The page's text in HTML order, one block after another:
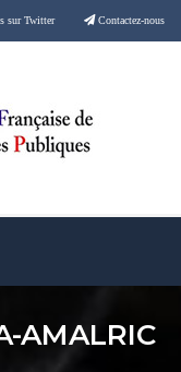
sur Twitter Contactez-nous
AMALRIC